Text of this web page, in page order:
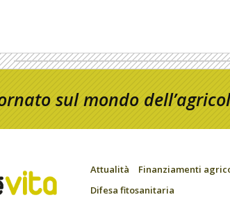
sul mondo
Attualità
Finanziamenti
Difesa fitosanitaria